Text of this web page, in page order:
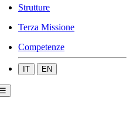
Strutture
Terza Missione
Competenze
IT EN
☰